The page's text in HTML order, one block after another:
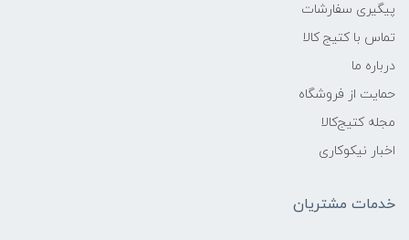
پیگیری سفارشات
تماس با کتیج کالا
درباره ما
حمایت از فروشگاه
مجله کتیج‌کالا
اخبار نیکوکاری
خدمات مشتریان